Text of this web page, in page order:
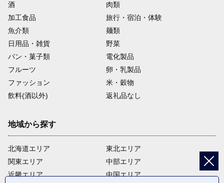
・中小企業支援
・農業まつり等観光イベント支援　など
09
環境分野
・緑のカーテンの普及促進
10
酒
肉類
加工食品
旅行・宿泊・体験
魚介類
麺類
日用品・雑貨
野菜
パン・菓子類
電化製品
フルーツ
卵・乳製品
ファッション
米・穀物
飲料(酒以外)
返礼品なし
地域から探す
北海道エリア
関東エリア
近畿エリア
東北エリア
中部エリア
中国エリア